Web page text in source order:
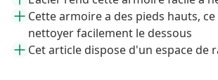
Cette armoire a des pieds hauts,
nettoyer facilement le dessous
Cet article dispose d'un espace de